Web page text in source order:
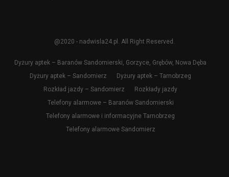
@2020 - nadwisla24.pl. All Right Reserved.
Dyżury aptek – Baranów Sandomierski, Gorzyce, Grębów, Nowa Dęba
Dyżury aptek – Sandomierz
Dyżury aptek – Tarnobrzeg
Rozkład jazdy – Sandomierz
Rozkłady jazdy
Telefony alarmowe – Baranów Sandomierski
Telefony alarmowe i informacyjne Tarnobrzeg
Telefony alarmowe Sandomierz